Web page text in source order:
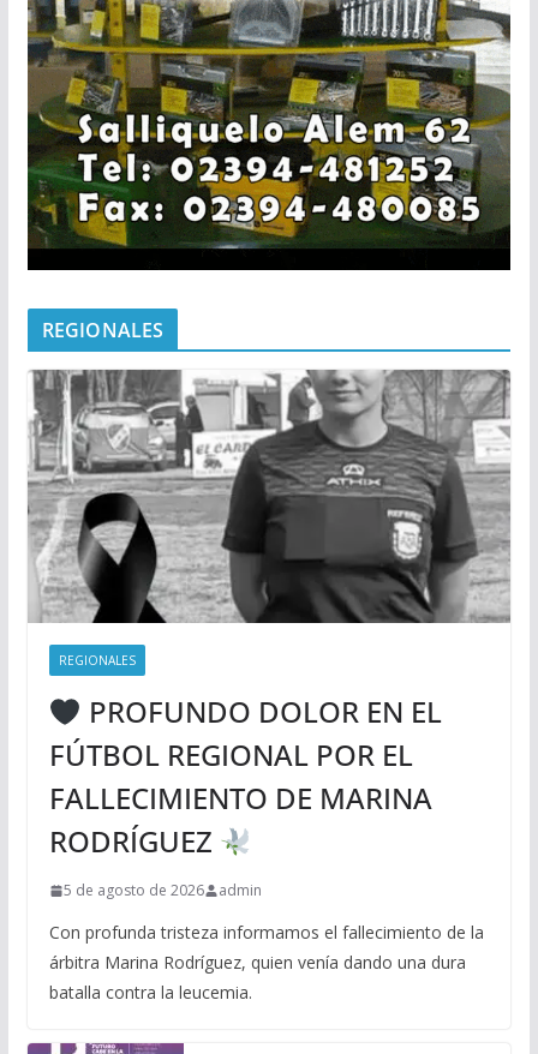
REGIONALES
REGIONALES
PROFUNDO DOLOR EN EL
FÚTBOL REGIONAL POR EL
FALLECIMIENTO DE MARINA
RODRÍGUEZ
5 de agosto de 2026 admin
Con profunda tristeza informamos el fallecimiento de la
árbitra Marina Rodríguez, quien venía dando una dura
batalla contra la leucemia.